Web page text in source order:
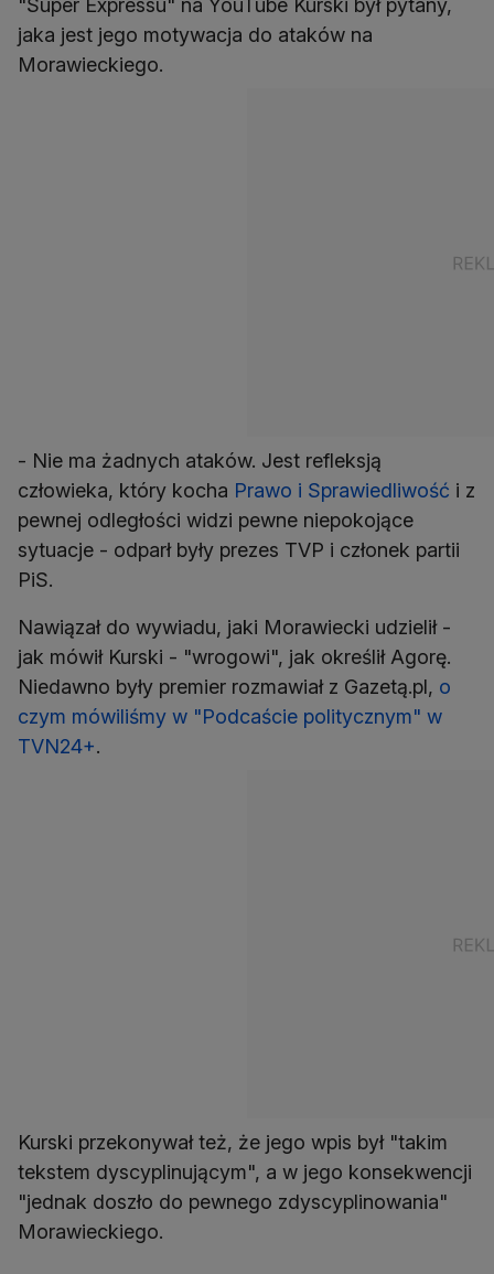
"Super Expressu" na YouTube Kurski był pytany,
jaka jest jego motywacja do ataków na
Morawieckiego.
- Nie ma żadnych ataków. Jest refleksją
człowieka, który kocha Prawo i Sprawiedliwość i z
pewnej odległości widzi pewne niepokojące
sytuacje - odparł były prezes TVP i członek partii
PiS.
Nawiązał do wywiadu, jaki Morawiecki udzielił -
jak mówił Kurski - "wrogowi", jak określił Agorę.
Niedawno były premier rozmawiał z Gazetą.pl, o
czym mówiliśmy w "Podcaście politycznym" w
TVN24+.
Kurski przekonywał też, że jego wpis był "takim
tekstem dyscyplinującym", a w jego konsekwencji
"jednak doszło do pewnego zdyscyplinowania"
Morawieckiego.